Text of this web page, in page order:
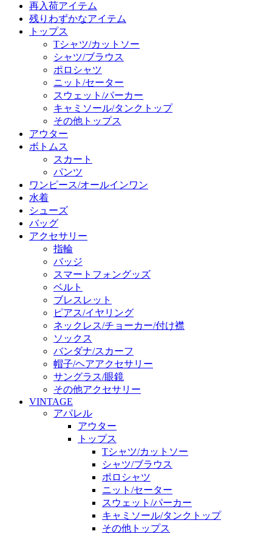
再入荷アイテム
残りわずかなアイテム
トップス
Tシャツ/カットソー
シャツ/ブラウス
ポロシャツ
ニット/セーター
スウェット/パーカー
キャミソール/タンクトップ
その他トップス
アウター
ボトムス
スカート
パンツ
ワンピース/オールインワン
水着
シューズ
バッグ
アクセサリー
指輪
バッジ
スマートフォングッズ
ベルト
ブレスレット
ピアス/イヤリング
ネックレス/チョーカー/付け襟
ソックス
バンダナ/スカーフ
帽子/ヘアアクセサリー
サングラス/眼鏡
その他アクセサリー
VINTAGE
アパレル
アウター
トップス
Tシャツ/カットソー
シャツ/ブラウス
ポロシャツ
ニット/セーター
スウェット/パーカー
キャミソール/タンクトップ
その他トップス